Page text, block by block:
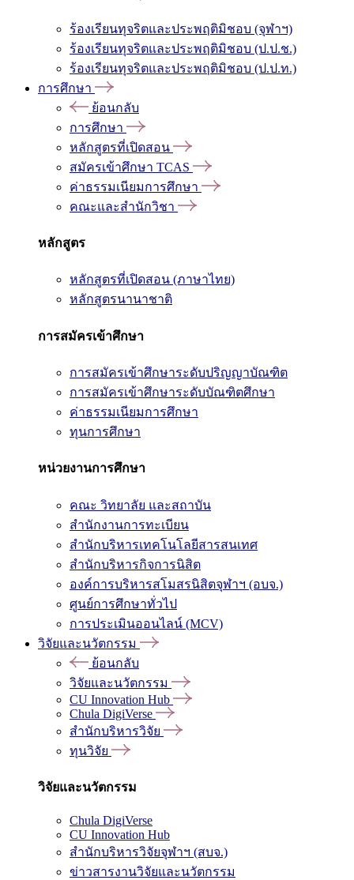
ร้องเรียนทุจริตและประพฤติมิชอบ (จุฬาฯ)
ร้องเรียนทุจริตและประพฤติมิชอบ (ป.ป.ช.)
ร้องเรียนทุจริตและประพฤติมิชอบ (ป.ป.ท.)
การศึกษา
ย้อนกลับ
การศึกษา
หลักสูตรที่เปิดสอน
สมัครเข้าศึกษา TCAS
ค่าธรรมเนียมการศึกษา
คณะและสำนักวิชา
หลักสูตร
หลักสูตรที่เปิดสอน (ภาษาไทย)
หลักสูตรนานาชาติ
การสมัครเข้าศึกษา
การสมัครเข้าศึกษาระดับปริญญาบัณฑิต
การสมัครเข้าศึกษาระดับบัณฑิตศึกษา
ค่าธรรมเนียมการศึกษา
ทุนการศึกษา
หน่วยงานการศึกษา
คณะ วิทยาลัย และสถาบัน
สำนักงานการทะเบียน
สำนักบริหารเทคโนโลยีสารสนเทศ
สำนักบริหารกิจการนิสิต
องค์การบริหารสโมสรนิสิตจุฬาฯ (อบจ.)
ศูนย์การศึกษาทั่วไป
การประเมินออนไลน์ (MCV)
วิจัยและนวัตกรรม
ย้อนกลับ
วิจัยและนวัตกรรม
CU Innovation Hub
Chula DigiVerse
สำนักบริหารวิจัย
ทุนวิจัย
วิจัยและนวัตกรรม
Chula DigiVerse
CU Innovation Hub
สำนักบริหารวิจัยจุฬาฯ (สบจ.)
ข่าวสารงานวิจัยและนวัตกรรม